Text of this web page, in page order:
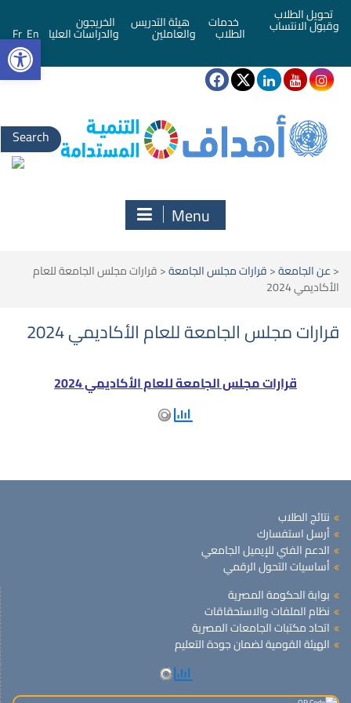
تحويل الطلاب
وقبول الانتساب خدمات
الطلاب
هيئة التدريس
والعاملين
الخريجون
والدراسات العليا En
Fr
Search
for:
Menu
<عن الجامعة<قرارات مجلس الجامعة<قرارات مجلس الجامعة للعام
الأكاديمي 2024
قرارات مجلس الجامعة للعام الأكاديمي 2024
قرارات مجلس الجامعة للعام الأكاديمي 2024
نتائج الطلاب
أرسل استفسارك
الدعم الفني للإيميل الجامعي
أساسيات التحول الرقمي
بوابة الحكومة المصرية
نظام الملفات والاستحقاقات
اتحاد مكتبات الجامعات المصرية
الهيئة القومية لضمان جودة التعليم